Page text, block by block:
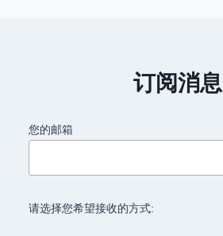
订阅消息
您的邮箱
请选择您希望接收的方式: